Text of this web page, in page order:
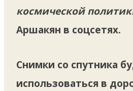
космической
Аршакян в соцсетях.
Снимки со спутника
использоваться в